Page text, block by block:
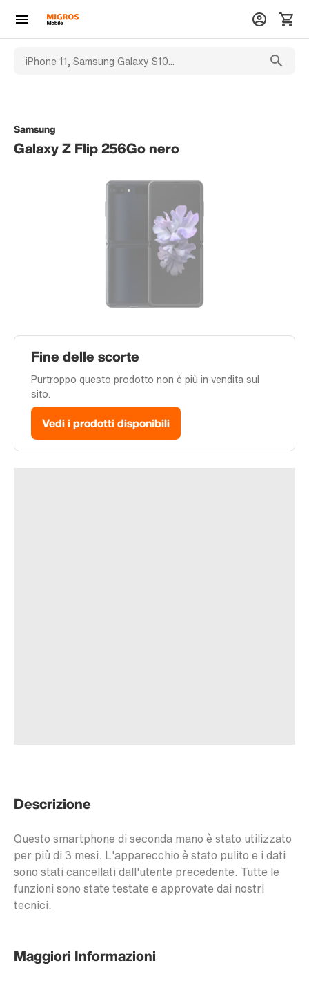
Samsung
Galaxy Z Flip 256Go nero
Fine delle scorte
Purtroppo questo prodotto non è più in vendita sul
sito.
Vedi i prodotti disponibili
Descrizione
Questo smartphone di seconda mano è stato utilizzato
per più di 3 mesi. L'apparecchio è stato pulito e i dati
sono stati cancellati dall'utente precedente. Tutte le
funzioni sono state testate e approvate dai nostri
tecnici.
Maggiori Informazioni